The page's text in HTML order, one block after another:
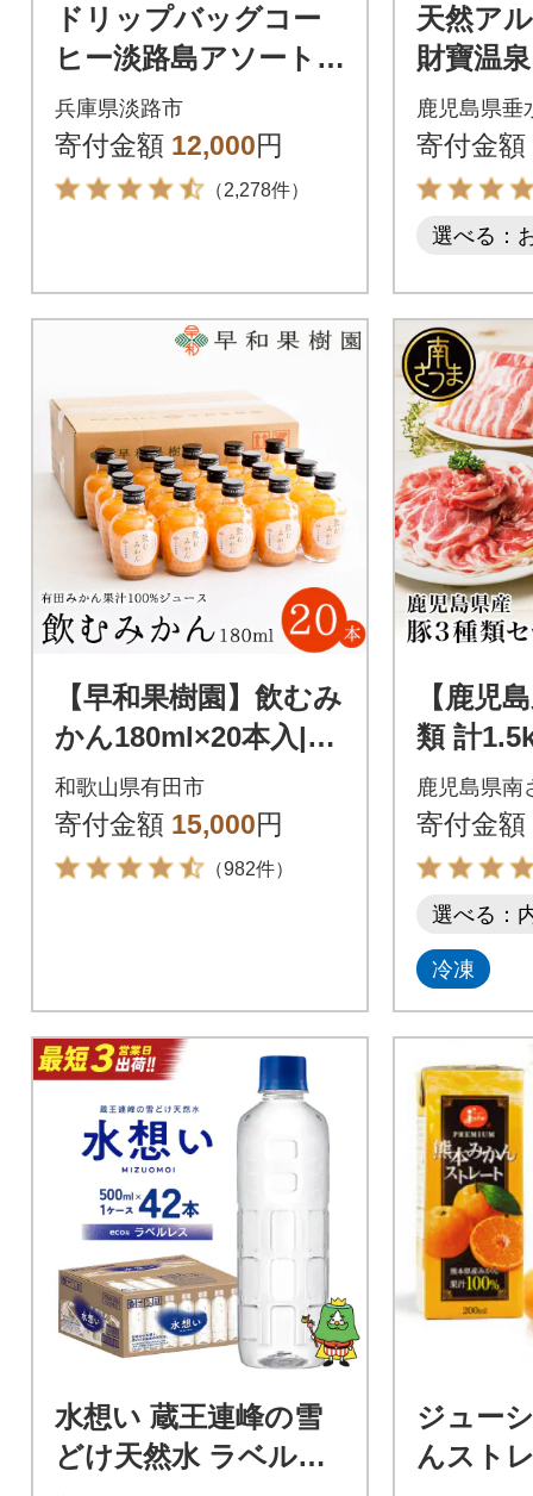
ドリップバッグコー
ヒー淡路島アソート
セット6種 120袋 飲
み比べ ドリップバ
ッグ at14601
兵庫県淡路市
寄付金額 12,000円
（2,278件）
天然ア
財寶温
鹿児島県垂
寄付金額
選べる：
【早和果樹園】飲むみ
かん180ml×20本入|有
田みかん100%ストレ
ートジュース
和歌山県有田市
寄付金額 15,000円
（982件）
【鹿児
類 計
肉 小分
ク
鹿児島県南
寄付金額
選べる：
冷凍
水想い 蔵王連峰の雪
どけ天然水 ラベルレ
ジュー
んスト